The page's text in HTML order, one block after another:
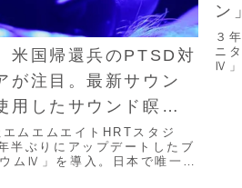
米国帰還兵のPTSD対
が注目。最新サウン
用したサウンド瞑想
ン」サービス提供開
ムエムエイトHRTスタジ
半ぶりにアップデートしたブ
ムⅣ」を導入。日本で唯一の
ン
３
ニ
Ⅳ」